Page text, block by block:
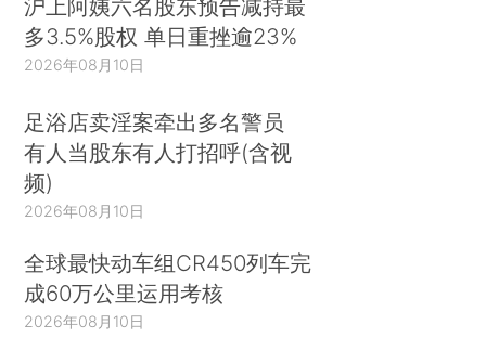
沪上阿姨六名股东预告减持最
多3.5%股权 单日重挫逾23%
2026年08月10日
足浴店卖淫案牵出多名警员
有人当股东有人打招呼(含视
频)
2026年08月10日
全球最快动车组CR450列车完
成60万公里运用考核
2026年08月10日